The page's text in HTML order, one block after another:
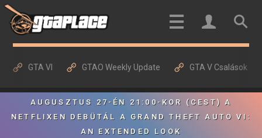
GTA VI GTAO Weekly Update GTA V Csalások
AUGUSZTUS 27-ÉN 21:00-KOR (CEST) A
NETFLIXEN DEBÜTÁL A GRAND THEFT AUTO VI:
AN EXTENDED LOOK